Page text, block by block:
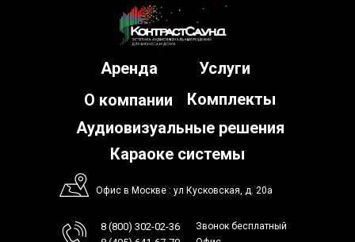
Комплекты
Услуги
Аудиовизуальные решения
Офис в Москве : ул Кусковская, д. 20а
8 (800) 302-02-36 Звонок бесплатный
О компании
Аренда
Караоке системы